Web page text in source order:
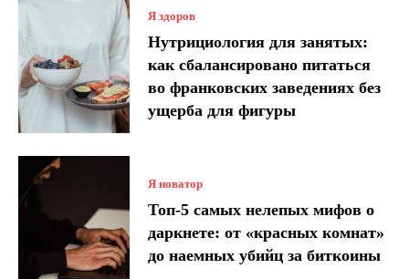
Я здоров
Нутрициология для занятых:
как сбалансировано питаться
во франковских заведениях без
ущерба для фигуры
Я новатор
Топ-5 самых нелепых мифов о
даркнете: от «красных комнат»
до наемных убийц за биткоины